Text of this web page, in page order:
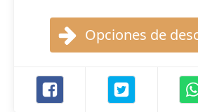
Opciones de